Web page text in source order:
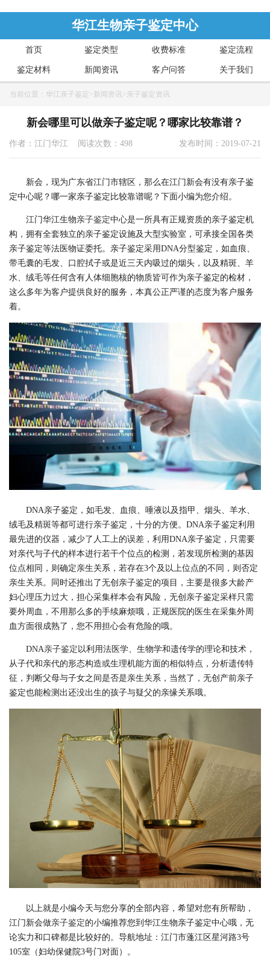
华江生物亲子鉴定中心
首页 鉴定类型 收费标准 鉴定流程
鉴定材料 新闻资讯 客户问答 关于我们
当前位置： 华江亲子鉴定 >新闻资讯 >亲子鉴定资讯
新会哪里可以做亲子鉴定呢？哪家比较靠谱？
作者：江门华江 阅读次数：498 发布时间：2019-07-21
新会，现为广东省江门市辖区，那么在江门新会有没有亲子鉴
定中心呢？哪一家亲子鉴定比较靠谱呢？下面小编为您介绍。
江门华江生物亲子鉴定中心是一所具有正规资质的亲子鉴定机
构，拥有全套独立的亲子鉴定设施及大型实验室，可承接全国各类
亲子鉴定等法医物证委托。亲子鉴定采用DNA分型鉴定，如血痕、
带毛囊的毛发、口腔拭子或是近三天内吸过的烟头，以及精斑、羊
水、绒毛等任何含有人体细胞核的物质皆可作为亲子鉴定的检材，
这么多年为客户提供良好的服务，本真公正严谨的态度为客户服务
着。
DNA亲子鉴定，如毛发、血痕、唾液以及指甲、烟头、羊水、
绒毛及精斑等都可进行亲子鉴定，十分的方便。DNA亲子鉴定利用
最先进的仪器，减少了人工上的误差，利用DNA亲子鉴定，只需要
对亲代与子代的样本进行若干个位点的检测，若发现所检测的基因
位点相同，则确定亲生关系，若存在3个及以上位点的不同，则否定
亲生关系。同时还推出了无创亲子鉴定的项目，主要是很多大龄产
妇心理压力过大，担心采集样本会有风险，无创亲子鉴定采样只需
要外周血，不用那么多的手续麻烦哦，正规医院的医生在采集外周
血方面很成熟了，您不用担心会有危险的哦。
DNA亲子鉴定 以利用法医学、生物学和遗传学的理论和技术，
从子代和亲代的形态构造或生理机能方面的相似特点，分析遗传特
征，判断父母与子女之间是否是亲生关系，当然了，无创产前亲子
鉴定也能检测出还没出生的孩子与疑父的亲缘关系哦。
以上就是小编今天与您分享的全部内容，希望对您有所帮助，
江门新会做亲子鉴定的小编推荐您到华江生物亲子鉴定中心哦，无
论实力和口碑都是比较好的。导航地址：江门市蓬江区星河路3号
105室（妇幼保健院3号门对面）。